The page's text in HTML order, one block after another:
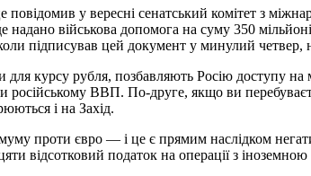
у вересні сенатський комітет з
надано військова допомога на суму 350
підписував цей документ у минулий
курсу рубля, позбавляють Росію доступу
російському ВВП. По-друге, якщо ви
і на Захід.
проти євро — і це є прямим наслідком
відсотковий податок на операції з